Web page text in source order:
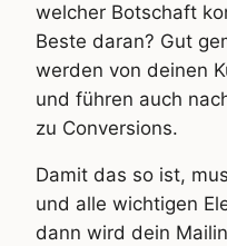
welcher Botschaft
Beste daran? Gut
werden von deinen
und führen auch
zu Conversions.
Damit das so ist,
und alle wichtigen
dann wird dein